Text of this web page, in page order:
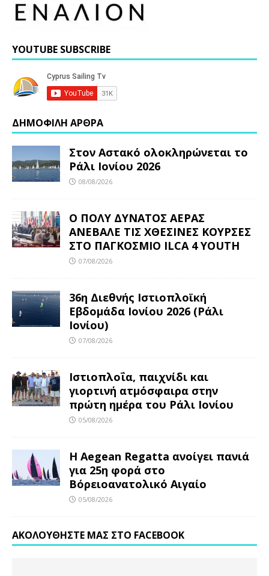
YOUTUBE SUBSCRIBE
ΔΗΜΟΦΙΛΗ ΑΡΘΡΑ
Στον Αστακό ολοκληρώνεται το
Ράλι Ιονίου 2026
08/08/2026
Ο ΠΟΛΥ ΔΥΝΑΤΟΣ ΑΕΡΑΣ
ΑΝΕΒΑΛΕ ΤΙΣ ΧΘΕΣΙΝΕΣ ΚΟΥΡΣΕΣ
ΣΤΟ ΠΑΓΚΟΣΜΙΟ ILCA 4 YOUTH
07/08/2026
36η Διεθνής Ιστιοπλοϊκή
Εβδομάδα Ιονίου 2026 (Ράλι
Ιονίου)
07/08/2026
Ιστιοπλοΐα, παιχνίδι και
γιορτινή ατμόσφαιρα στην
πρώτη ημέρα του Ράλι Ιονίου
05/08/2026
Η Aegean Regatta ανοίγει πανιά
για 25η φορά στο
Βόρειοανατολικό Αιγαίο
05/08/2026
ΑΚΟΛΟΥΘΉΣΤΕ ΜΑΣ ΣΤΟ FACEBOOK